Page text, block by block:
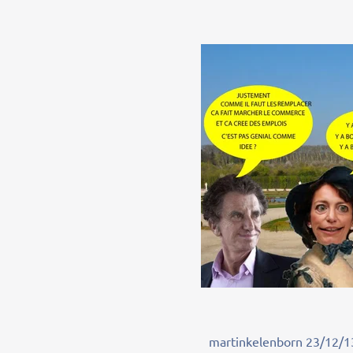
martinkelenborn 23/12/